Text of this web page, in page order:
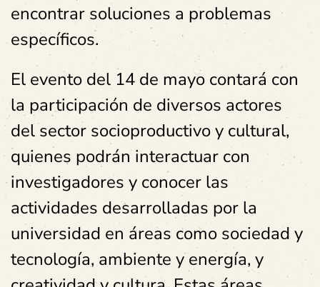
encontrar soluciones a problemas
específicos.
El evento del 14 de mayo contará con
la participación de diversos actores
del sector socioproductivo y cultural,
quienes podrán interactuar con
investigadores y conocer las
actividades desarrolladas por la
universidad en áreas como sociedad y
tecnología, ambiente y energía, y